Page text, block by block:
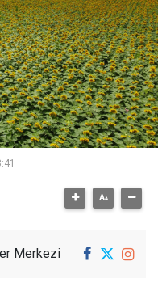
Merkezi